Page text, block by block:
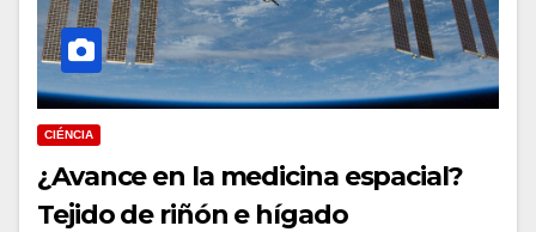
CIÉNCIA
¿Avance en la medicina espacial?
Tejido de riñón e hígado